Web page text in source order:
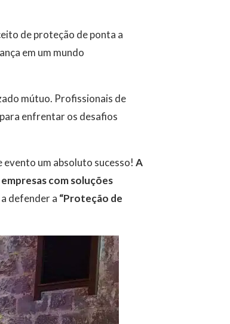
de proteção de ponta a
em um mundo
mútuo. Profissionais de
enfrentar os desafios
evento um absoluto sucesso!A
com soluções
defender a “Proteção de